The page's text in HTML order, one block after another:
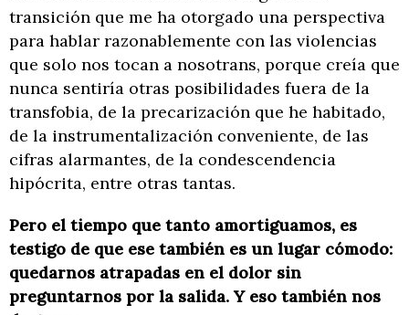
transición que me ha otorgado una perspectiva
para hablar razonablemente con las violencias
que solo nos tocan a nosotrans, porque creía que
nunca sentiría otras posibilidades fuera de la
transfobia, de la precarización que he habitado,
de la instrumentalización conveniente, de las
cifras alarmantes, de la condescendencia
hipócrita, entre otras tantas.
Pero el tiempo que tanto amortiguamos, es
testigo de que ese también es un lugar cómodo:
quedarnos atrapadas en el dolor sin
preguntarnos por la salida. Y eso también nos